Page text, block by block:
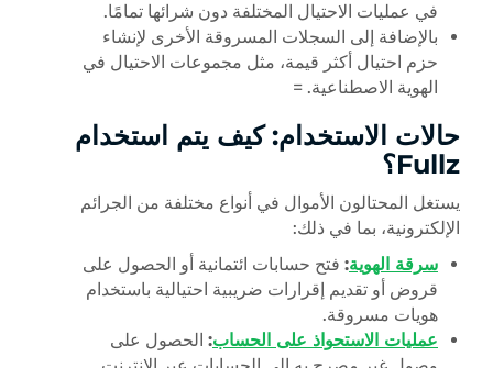
في عمليات الاحتيال المختلفة دون شرائها تمامًا.
بالإضافة إلى السجلات المسروقة الأخرى لإنشاء
حزم احتيال أكثر قيمة، مثل مجموعات الاحتيال في
الهوية الاصطناعية. =
حالات الاستخدام: كيف يتم استخدام
Fullz؟
يستغل المحتالون الأموال في أنواع مختلفة من الجرائم
الإلكترونية، بما في ذلك:
سرقة الهوية: فتح حسابات ائتمانية أو الحصول على
قروض أو تقديم إقرارات ضريبية احتيالية باستخدام
هويات مسروقة.
عمليات الاستحواذ على الحساب: الحصول على